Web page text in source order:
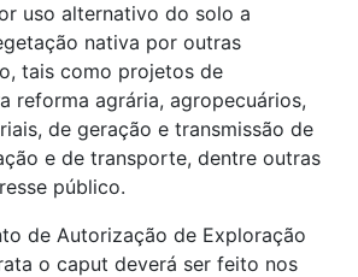
uso alternativo do solo a
nativa por outras
tais como projetos de
reforma agrária, agropecuários,
de geração e transmissão de
e de transporte, dentre outras
público.
de Autorização de Exploração
o caput deverá ser feito nos